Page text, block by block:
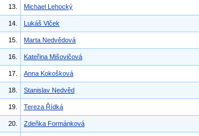
13. Michael Lehocký
14. Lukáš Vlček
15. Marta Nedvědová
16. Kateřina Mišovičová
17. Anna Kokošková
18. Stanislav Nedvěd
19. Tereza Řídká
20. Zdeňka Formánková